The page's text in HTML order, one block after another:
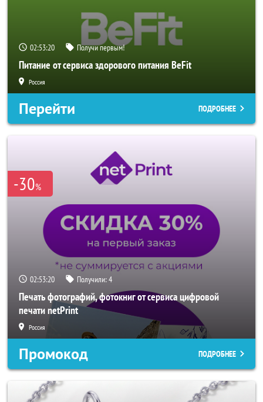
02:53:18 Получи первым!
Питание от сервиса здорового питания BeFit
Россия
Перейти ПОДРОБНЕЕ
-30%
02:53:18 Получили:4
Печать фотографий, фотокниг от сервиса цифровой
печати netPrint
Россия
Промокод ПОДРОБНЕЕ